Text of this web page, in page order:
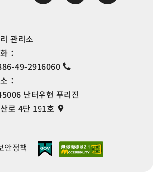
관리소
：
49-2916060
：
난터우현 푸리진
로 4단 191호
안정책